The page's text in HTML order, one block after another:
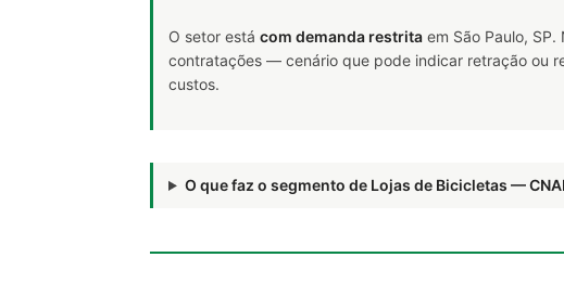
O setor está com demanda restrita em São Paulo,
contratações — cenário que pode indicar retração ou
custos.
O que faz o segmento de Lojas de Bicicletas —